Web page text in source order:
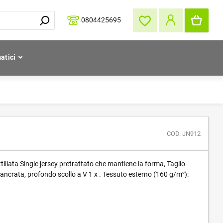
0804425695
COD. JN912
Single jersey pretrattato che mantiene la forma, Taglio
profondo scollo a V 1 x . Tessuto esterno (160 g/m²):